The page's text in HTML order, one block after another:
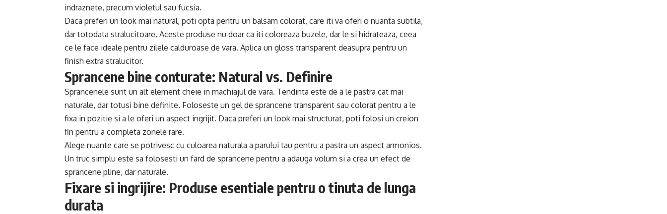
indraznete, precum violetul sau fucsia.
Daca preferi un look mai natural, poti opta pentru un balsam colorat, care iti va oferi o nuanta subtila,
dar totodata stralucitoare. Aceste produse nu doar ca iti coloreaza buzele, dar le si hidrateaza, ceea
ce le face ideale pentru zilele calduroase de vara. Aplica un gloss transparent deasupra pentru un
finish extra stralucitor.
Sprancene bine conturate: Natural vs. Definire
Sprancenele sunt un alt element cheie in machiajul de vara. Tendinta este de a le pastra cat mai
naturale, dar totusi bine definite. Foloseste un gel de sprancene transparent sau colorat pentru a le
fixa in pozitie si a le oferi un aspect ingrijit. Daca preferi un look mai structurat, poti folosi un creion
fin pentru a completa zonele rare.
Alege nuante care se potrivesc cu culoarea naturala a parului tau pentru a pastra un aspect armonios.
Un truc simplu este sa folosesti un fard de sprancene pentru a adauga volum si a crea un efect de
sprancene pline, dar naturale.
Fixare si ingrijire: Produse esentiale pentru o tinuta de lunga
durata